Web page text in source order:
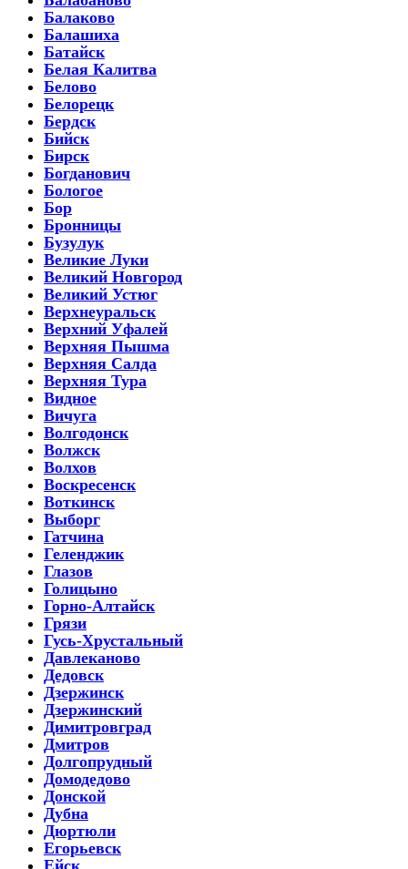
Балаково
Балашиха
Батайск
Белая Калитва
Белово
Белорецк
Бердск
Бийск
Бирск
Богданович
Бологое
Бор
Бронницы
Бузулук
Великие Луки
Великий Новгород
Великий Устюг
Верхнеуральск
Верхний Уфалей
Верхняя Пышма
Верхняя Салда
Верхняя Тура
Видное
Вичуга
Волгодонск
Волжск
Волхов
Воскресенск
Воткинск
Выборг
Гатчина
Геленджик
Глазов
Голицыно
Горно-Алтайск
Грязи
Гусь-Хрустальный
Давлеканово
Дедовск
Дзержинск
Дзержинский
Димитровград
Дмитров
Долгопрудный
Домодедово
Донской
Дубна
Дюртюли
Егорьевск
Ейск